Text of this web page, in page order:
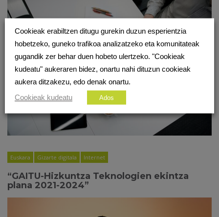
Euskara Gizarte digitala Internet
“GAITU-Hizkuntza Teknologien ekintza
plana 2021-2024”
Cookieak erabiltzen ditugu gurekin duzun esperientzia
hobetzeko, guneko trafikoa analizatzeko eta komunitateak
gugandik zer behar duen hobeto ulertzeko. "Cookieak
kudeatu" aukeraren bidez, onartu nahi dituzun cookieak
aukera ditzakezu, edo denak onartu.
Cookieak kudeatu
Ados